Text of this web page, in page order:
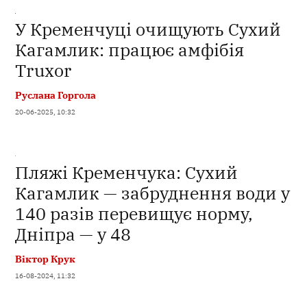
У Кременчуці очищують Сухий
Кагамлик: працює амфібія
Truxor
Руслана Горгола
20-06-2025, 10:32
Пляжі Кременчука: Сухий
Кагамлик — забруднення води у
140 разів перевищує норму,
Дніпра — у 48
Віктор Крук
16-08-2024, 11:32